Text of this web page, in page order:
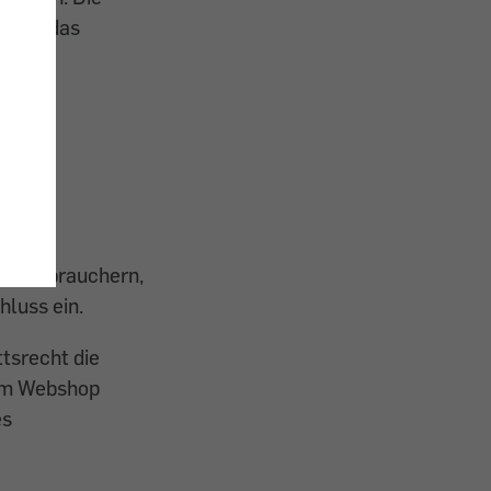
das
Verbrauchern,
ein.
die
Webshop